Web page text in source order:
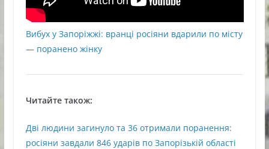
Вибух у Запоріжжі: вранці росіяни вдарили по місту
— поранено жінку
Читайте також:
Дві людини загинуло та 36 отримали поранення:
росіяни завдали 846 ударів по Запорізькій області